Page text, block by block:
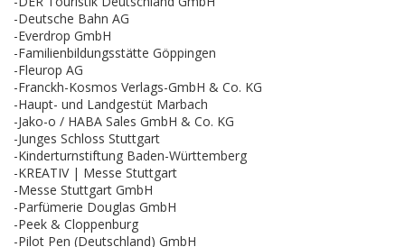
-Deutsche Bahn AG
-Everdrop GmbH
-Familienbildungsstätte Göppingen
-Fleurop AG
-Franckh-Kosmos Verlags-GmbH & Co. KG
-Haupt- und Landgestüt Marbach
-Jako-o / HABA Sales GmbH & Co. KG
-Junges Schloss Stuttgart
-Kinderturnstiftung Baden-Württemberg
-KREATIV | Messe Stuttgart
-Messe Stuttgart GmbH
-Parfümerie Douglas GmbH
-Peek & Cloppenburg
-Pilot Pen (Deutschland) GmbH